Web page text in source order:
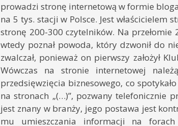
prowadzi stronę internetową w formie
na 5 tys. stacji w Polsce. Jest właścicielem
stronę 200-300 czytelników. Na przełomie
wtedy poznał powoda, który dzwonił do
zwalczał, ponieważ on pierwszy założył
Wówczas na stronie internetowej
przedsięwzięcia biznesowego, co
na stronach „(…)”, pozwany telefonicznie
jest znany w branży, jego postawa jest
mu umieszczania informacji na forach